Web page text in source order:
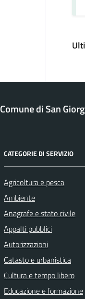
Comune di San
CATEGORIE DI SERVIZIO
Agricoltura e pesca
Ambiente
Anagrafe e stato civile
Appalti pubblici
Autorizzazioni
Catasto e urbanistica
Cultura e tempo libero
Educazione e formazione